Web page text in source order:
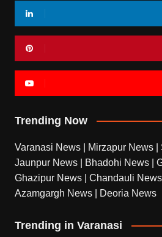
Trending Now
Varanasi News Mirzapur News
Jaunpur News
Bhadohi News
Ghazipur News
Chandauli News
Azamgargh News
Deoria News
Trending in Varanasi